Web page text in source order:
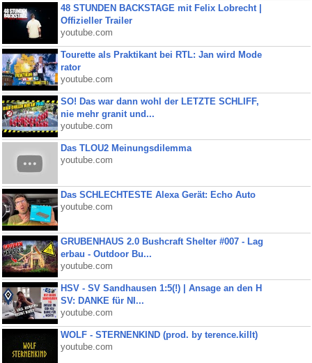
48 STUNDEN BACKSTAGE mit Felix Lobrecht |
Offizieller Trailer
youtube.com
Tourette als Praktikant bei RTL: Jan wird Mode
rator
youtube.com
SO! Das war dann wohl der LETZTE SCHLIFF,
nie mehr granit und...
youtube.com
Das TLOU2 Meinungsdilemma
youtube.com
Das SCHLECHTESTE Alexa Gerät: Echo Auto
youtube.com
GRUBENHAUS 2.0 Bushcraft Shelter #007 - Lag
erbau - Outdoor Bu...
youtube.com
HSV - SV Sandhausen 1:5(!) | Ansage an den H
SV: DANKE für NI...
youtube.com
WOLF - STERNENKIND (prod. by terence.killt)
youtube.com